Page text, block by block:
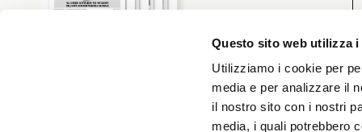
Questo sito web utilizza i
Utilizziamo i cookie per
media e per analizzare il
il nostro sito con i nostri
media, i quali potrebbero